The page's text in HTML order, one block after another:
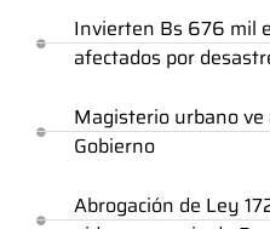
Invierten Bs 676 mil
afectados por
Magisterio urbano ve
Gobierno
Abrogación de Ley